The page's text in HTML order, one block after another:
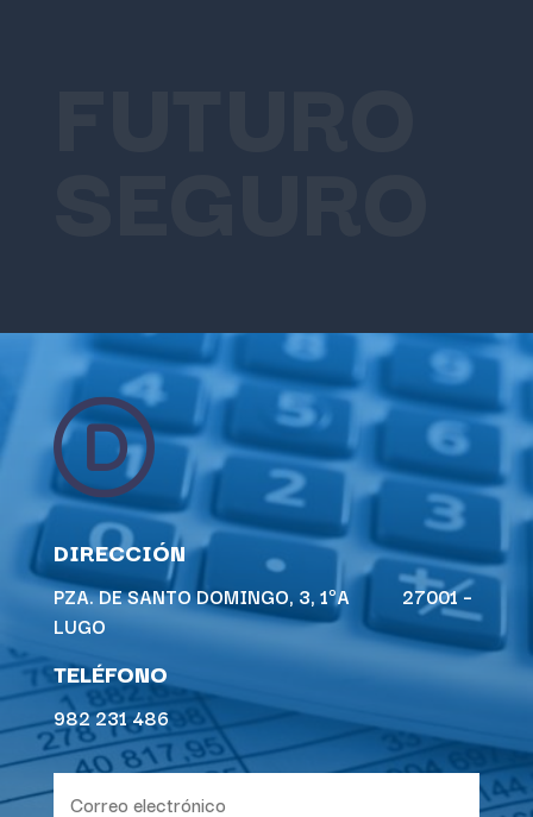
DIRECCIÓN
PZA. DE SANTO DOMINGO, 3, 1ºA 27001 –
LUGO
TELÉFONO
982 231 486